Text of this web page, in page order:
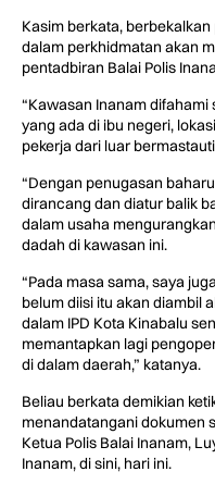
Kasim berkata,
dalam perkhidmatan akan
pentadbiran Balai Polis
“Kawasan Inanam
yang ada di ibu negeri,
pekerja dari luar
“Dengan penugasan
dirancang dan diatur balik
dalam usaha
dadah di kawasan ini.
“Pada masa sama, saya
belum diisi itu akan diambil
dalam IPD Kota Kinabalu
memantapkan lagi
di dalam daerah,” katanya.
Beliau berkata demikian
menandatangani dokumen
Ketua Polis Balai Inanam,
Inanam, di sini, hari ini.